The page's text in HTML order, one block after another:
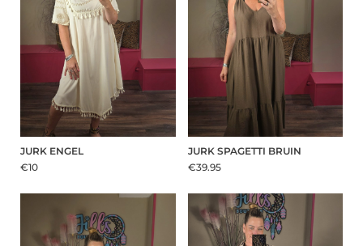
JURK ENGEL
€10
JURK SPAGETTI BRUIN
€39.95